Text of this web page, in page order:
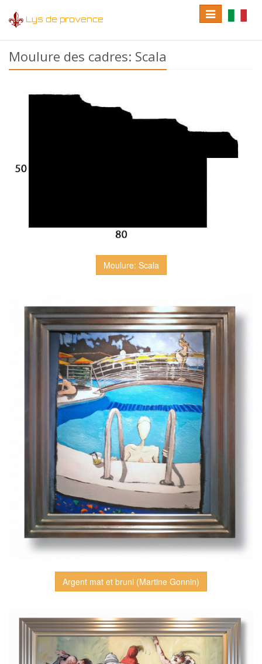
Lys de provence
language
Toggle
navigation
Moulure des cadres: Scala
Moulure: Scala
Argent mat et bruni (Martine Gonnin)